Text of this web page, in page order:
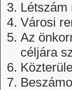
Létszám
Városi
Az
céljára